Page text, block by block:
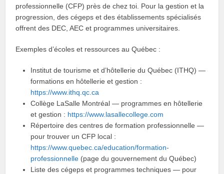
professionnelle (CFP) près de chez toi. Pour la gestion et la
progression, des cégeps et des établissements spécialisés
offrent des DEC, AEC et programmes universitaires.
Exemples d’écoles et ressources au Québec :
Institut de tourisme et d’hôtellerie du Québec (ITHQ) —
formations en hôtellerie et gestion :
https://www.ithq.qc.ca
Collège LaSalle Montréal — programmes en hôtellerie
et gestion : https://www.lasallecollege.com
Répertoire des centres de formation professionnelle —
pour trouver un CFP local :
https://www.quebec.ca/education/formation-
professionnelle (page du gouvernement du Québec)
Liste des cégeps et programmes techniques — pour